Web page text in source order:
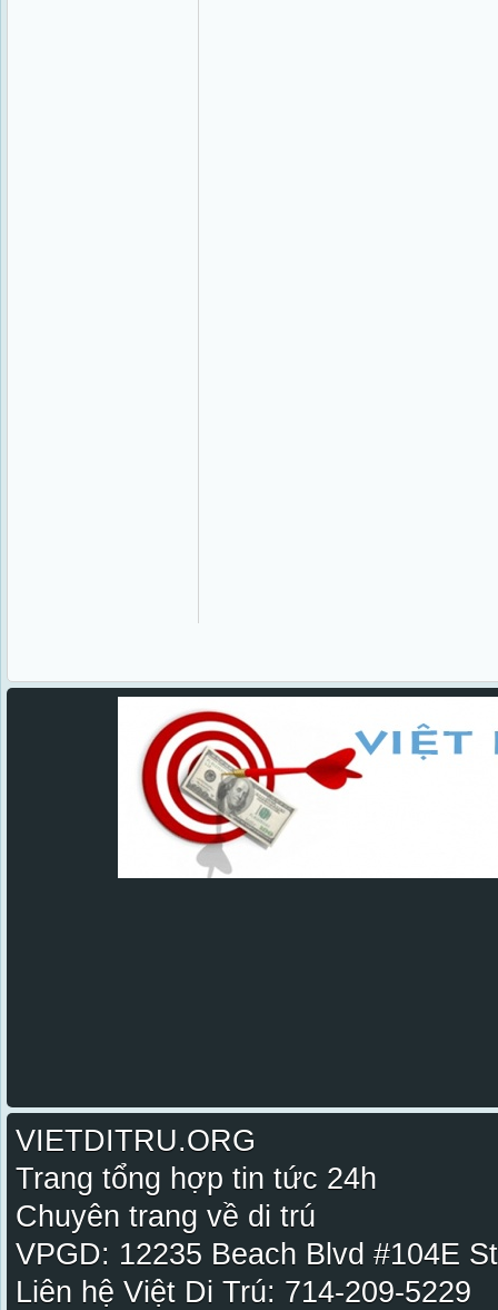
VIETDITRU.ORG
Trang tổng hợp tin tức 24h
Chuyên trang về di trú
VPGD: 12235 Beach Blvd #104E
Liên hệ Việt Di Trú: 714-209-5229